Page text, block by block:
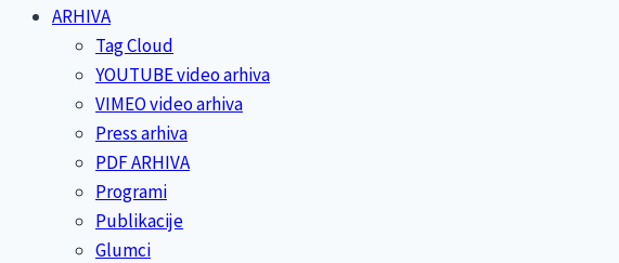
ARHIVA
Tag Cloud
YOUTUBE video arhiva
VIMEO video arhiva
Press arhiva
PDF ARHIVA
Programi
Publikacije
Glumci